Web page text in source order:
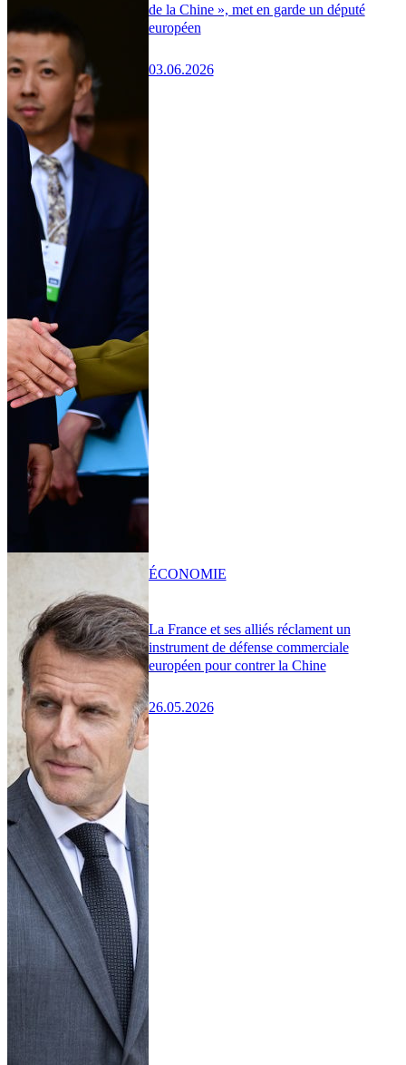
de la Chine », met en garde un député
européen
03.06.2026
La France et ses alliés réclament un
instrument de défense commerciale
européen pour contrer la Chine
26.05.2026
ÉCONOMIE